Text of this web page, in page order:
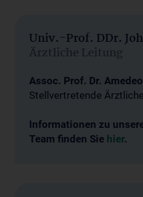
Univ.-Prof. DDr.
Ärztliche Leitung
Assoc. Prof. Dr.
Stellvertretende
Informationen zu
Team finden Sie hier.